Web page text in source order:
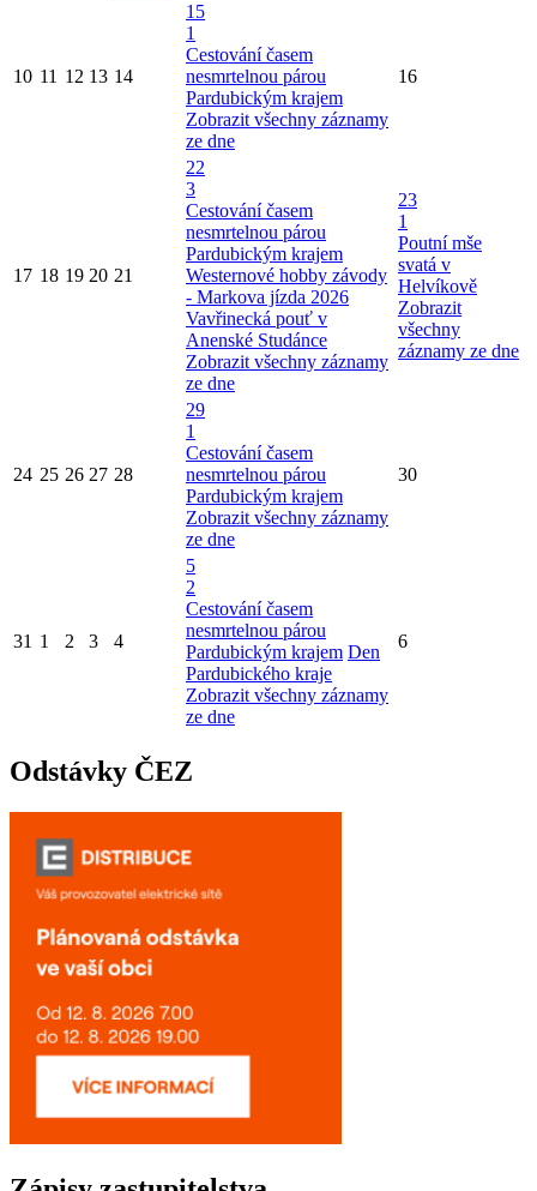
10 11 12 13 14
15
1
Cestování časem
nesmrtelnou párou
Pardubickým krajem
Zobrazit všechny záznamy
ze dne
16
17 18 19 20 21
22
3
Cestování časem
nesmrtelnou párou
Pardubickým krajem
Westernové hobby závody
- Markova jízda 2026
Vavřinecká pouť v
Anenské Studánce
Zobrazit všechny záznamy
ze dne
23
1
Poutní mše
svatá v
Helvíkově
Zobrazit
všechny
záznamy ze dne
24 25 26 27 28
29
1
Cestování časem
nesmrtelnou párou
Pardubickým krajem
Zobrazit všechny záznamy
ze dne
30
31 1 2 3 4
5
2
Cestování časem
nesmrtelnou párou
Pardubickým krajem Den
Pardubického kraje
Zobrazit všechny záznamy
ze dne
6
Odstávky ČEZ